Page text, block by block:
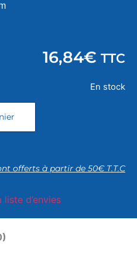
16,84€ TTC
En stock
offerts à partir de 50€ T.T.C
d’envies